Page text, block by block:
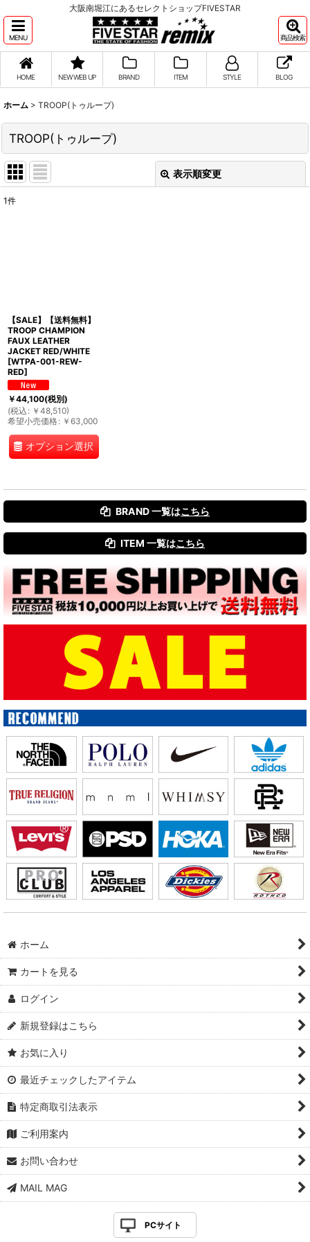
大阪南堀江にあるセレクトショップFIVESTAR
MENU 商品検索
HOME NEW WEB UP BRAND ITEM STYLE BLOG
ホーム > TROOP(トゥループ)
TROOP(トゥループ)
表示順変更
1件
【SALE】【送料無料】
TROOP CHAMPION
FAUX LEATHER
JACKET RED/WHITE
[WTPA-001-REW-
RED]
￥44,100(税別)
(税込 : ￥ 48,510)
希望小売価格: ￥ 63,000
オプション選択
BRAND 一覧はこちら
ITEM 一覧はこちら
ホーム
カートを見る
ログイン
新規登録はこちら
お気に入り
最近チェックしたアイテム
特定商取引法表示
ご利用案内
お問い合わせ
MAIL MAG
PCサイト